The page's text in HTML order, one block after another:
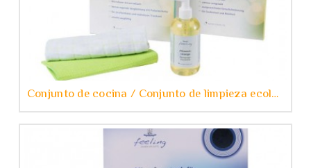
Conjunto de cocina / Conjunto de limpieza ecológica